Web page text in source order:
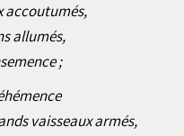
accoutumés,
allumés,
;
vaisseaux armés,